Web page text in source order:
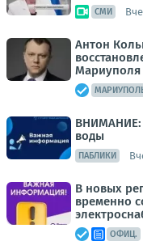
СМИ
Антон
Мариуполя
ВНИМАНИЕ:
воды
ПАБЛИКИ
В новых
временно
ОФИЦ.